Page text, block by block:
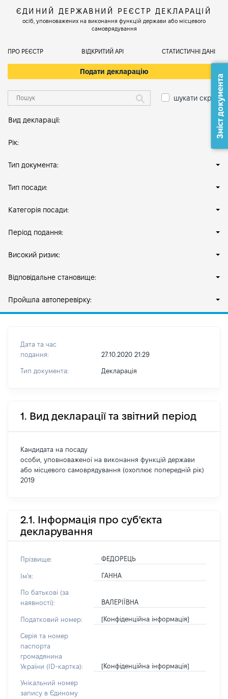
ЄДИНИЙ ДЕРЖАВНИЙ РЕЄСТР ДЕКЛАРАЦІЙ
осіб, уповноважених на виконання функцій держави або місцевого
самоврядування
ПРО РЕЄСТР ВІДКРИТИЙ АРІ СТАТИСТИЧНІ ДАНІ
Подати декларацію
шукати скрізь
Вид декларації:
Рік:
Тип документа:
Тип посади:
Категорія посади:
Період подання:
Високий ризик:
Відповідальне становище:
Пройшла автоперевірку:
Дата та час
подання:
27.10.2020 21:29
Тип документа: Декларація
1. Вид декларації та звітний період
Кандидата на посаду
особи, уповноваженої на виконання функцій держави
або місцевого самоврядування (охоплює попередній рік)
2019
2.1. Інформація про суб'єкта
декларування
Прізвище: ФЕДОРЕЦЬ
Ім'я: ГАННА
По батькові (за
наявності):
ВАЛЕРІЇВНА
Податковий номер: [Конфіденційна інформація]
Серія та номер
паспорта
громадянина
України (ID-картка):
[Конфіденційна інформація]
Унікальний номер
запису в Єдиному
Зміст документа